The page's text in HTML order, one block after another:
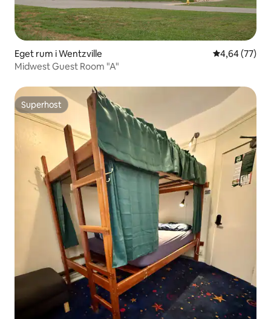
Eget rum i Wentzville 4,64 av 5 i
4,64 (77)
Midwest Guest Room "A"
Superhost
Superhost